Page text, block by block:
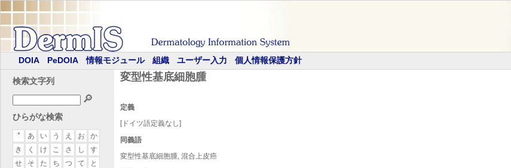
DOIA PeDOIA 情報モジュール 組織 ユーザー入力 個人情報保護方針
検索文字列
🔎
ひらがな検索
* あ い う え お
か
き
く け こ さ し
す
せ
そ た ち つ て
と
変型性基底細胞腫
定義
[ドイツ語定義なし]
同義語
変型性基底細胞腫, 混合上皮癌